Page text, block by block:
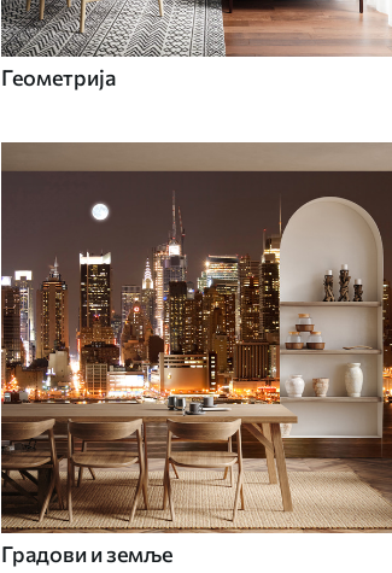
Геометрија
Градови и земље